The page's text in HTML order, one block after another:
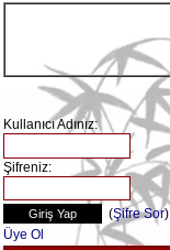
Kullanıcı Adınız:
Şifreniz:
(Şifre Sor)
Üye Ol